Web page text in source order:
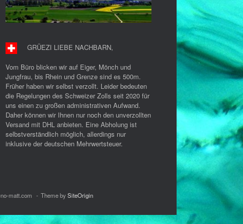
GRÜEZI LIEBE NACHBARN,
Vom Büro blicken wir auf Eiger, Mönch und
Jungfrau, bis Rhein und Grenze sind es 500m.
Früher haben wir selbst verzollt. Leider bedeuten
die Regelungen des Schweizer Zolls seit 2020 für
uns einen zu großen administrativen Aufwand.
Daher können wir Ihnen nur noch den unverzollten
Versand mit DHL anbieten. Eine Abholung ist
selbstverständlich möglich, allerdings nur
inklusive der deutschen Mehrwertsteuer.
matt.com Theme bySiteOrigin